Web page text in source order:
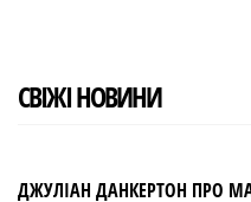
СВІЖІ НОВИНИ
ДЖУЛІАН ДАНКЕРТОН ПРО